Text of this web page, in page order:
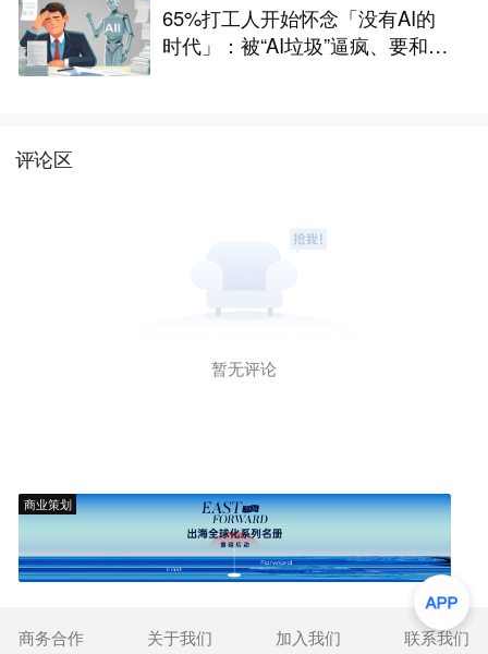
65%打工人开始怀念「没有AI的
时代」：被“AI垃圾”逼疯、要和AI
评论区
暂无评论
商业策划
商务合作 关于我们 加入我们 联系我们